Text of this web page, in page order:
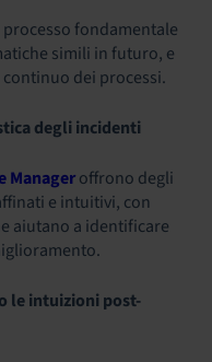
fondamentale
simili in futuro, e
dei processi.
degli incidenti
Manageroffrono degli
e intuitivi, con
aiutano a identificare
le intuizioni post-